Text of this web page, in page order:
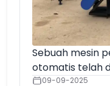
Sebuah mesin
otomatis telah
09-09-2025